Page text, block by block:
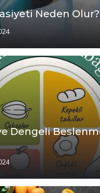
Neden Olur?
Dengeli